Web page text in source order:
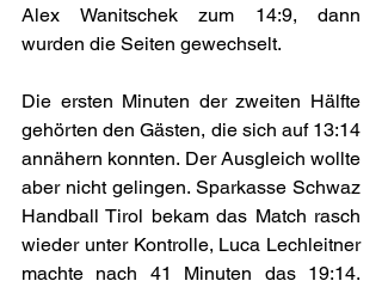
Alex Wanitschek zum 14:9, dann
wurden die Seiten gewechselt.
Die ersten Minuten der zweiten Hälfte
gehörten den Gästen, die sich auf 13:14
annähern konnten. Der Ausgleich wollte
aber nicht gelingen. Sparkasse Schwaz
Handball Tirol bekam das Match rasch
wieder unter Kontrolle, Luca Lechleitner
machte nach 41 Minuten das 19:14.